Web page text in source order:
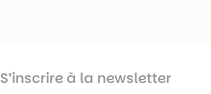
S’inscrire à la newsletter